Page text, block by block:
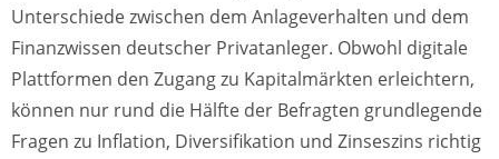
Unterschiede zwischen dem Anlageverhalten und dem
Finanzwissen deutscher Privatanleger. Obwohl digitale
Plattformen den Zugang zu Kapitalmärkten erleichtern,
können nur rund die Hälfte der Befragten grundlegende
Fragen zu Inflation, Diversifikation und Zinseszins richtig